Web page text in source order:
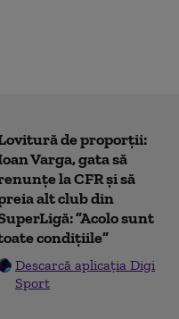
de proporții:
Varga, gata să
la CFR și să
alt club din
”Acolo sunt
condițiile”
Descarcă aplicația Digi
Sport